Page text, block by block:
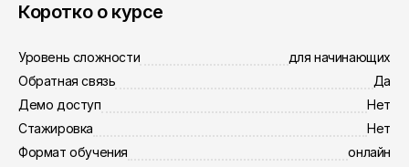
Коротко о курсе
Уровень сложности
для начинающих
Обратная связь
Да
Демо доступ
Нет
Стажировка
Нет
Формат обучения
онлайн